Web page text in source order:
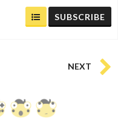
SUBSCRIBE
NEXT